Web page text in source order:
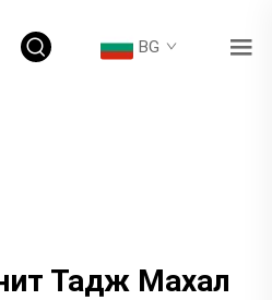
BG
Тадж Махал